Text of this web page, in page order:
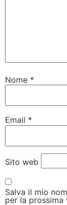
Nome *
Email *
Sito web
Salva il mio
per la